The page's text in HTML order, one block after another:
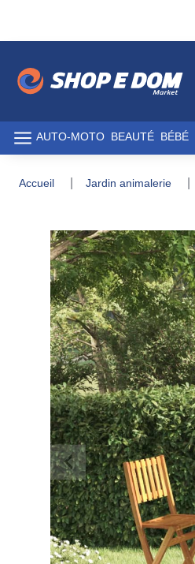
AUTO-MOTO BEAUTÉ BÉBÉ
accueil jardin animalerie